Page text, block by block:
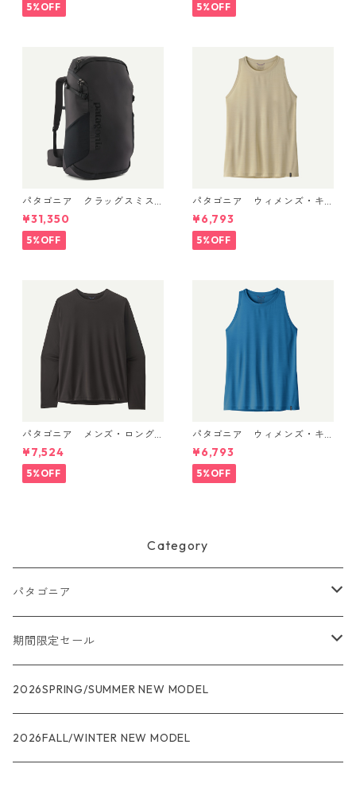
ー Black) Patagonia Men's Sl
eeveless Capilene® Cool Da
5%OFF 5%OFF
パタゴニア クラッグスミス
パック 45L ブラック 48066 P
atagonia Cragsmith Pack 日
本正規品
¥31,350
5%OFF
パタゴニア ウィメンズ・キ
ャプリーン・クール・ウルト
ラ・タンク Pumice - Dyno W
hite X-Dye 44740 日本正規
品
¥6,793
5%OFF
パタゴニア メンズ・ロング
スリーブ・キャプリーン・ク
ール・デイリー・シャツ Black
¥7,524
5%OFF
パタゴニア ウィメンズ・キ
ャプリーン・クール・ウルト
ラ・タンク Aquatic Blue - Li
ght Aquatic Blue X-Dye 447
40 日本正規品
¥6,793
5%OFF
Category
パタゴニア
メンズ
R1
R1エア
ウィメンズ
R1
ジャケット・アウター
期間限定セール
★★★
レインウェアー
2026SPRING/SUMMER NEW MODEL
2026FALL/WINTER NEW MODEL